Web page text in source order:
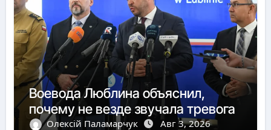
Воевода Люблина объяснил,
почему не везде звучала тревога
Олексій Паламарчук Авг 3, 2026